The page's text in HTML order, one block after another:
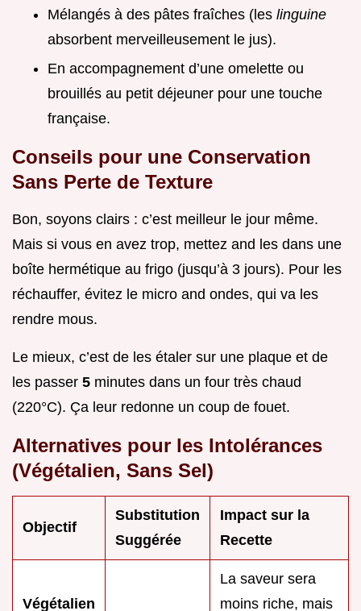
Mélangés à des pâtes fraîches (les linguine
absorbent merveilleusement le jus).
En accompagnement d’une omelette ou
brouillés au petit déjeuner pour une touche
française.
Conseils pour une Conservation
Sans Perte de Texture
Bon, soyons clairs : c’est meilleur le jour même.
Mais si vous en avez trop, mettez and les dans une
boîte hermétique au frigo (jusqu’à 3 jours). Pour les
réchauffer, évitez le micro and ondes, qui va les
rendre mous.
Le mieux, c’est de les étaler sur une plaque et de
les passer 5 minutes dans un four très chaud
(220°C). Ça leur redonne un coup de fouet.
Alternatives pour les Intolérances
(Végétalien, Sans Sel)
Objectif
Substitution
Suggérée
Impact sur la
Recette
Végétalien
La saveur sera
moins riche, mais